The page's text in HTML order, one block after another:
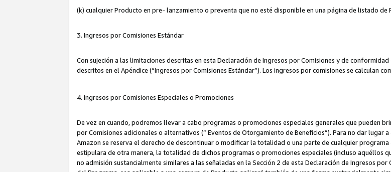
(k) cualquier Producto en pre- lanzamiento o preventa que no esté disponible en una página de listado de
3. Ingresos por Comisiones Estándar
Con sujeción a las limitaciones descritas en esta Declaración de Ingresos por Comisiones y de conformidad
descritos en el Apéndice (“Ingresos por Comisiones Estándar”). Los ingresos por comisiones se calculan
4. Ingresos por Comisiones Especiales o Promociones
De vez en cuando, podremos llevar a cabo programas o promociones especiales generales que pueden
por Comisiones adicionales o alternativos (“ Eventos de Otorgamiento de Beneficios”). Para no dar lugar
Amazon se reserva el derecho de descontinuar o modificar la totalidad o una parte de cualquier
estipulara de otra manera, la totalidad de dichos programas o promociones especiales (incluso aquéllos
no admisión sustancialmente similares a las señaladas en la Sección 2 de esta Declaración de Ingresos